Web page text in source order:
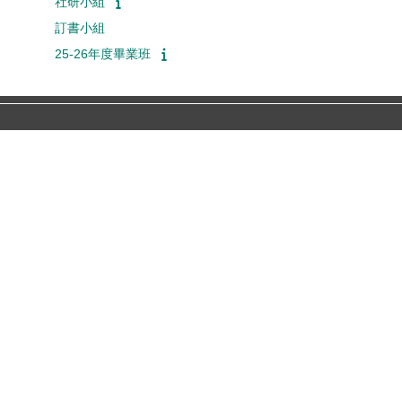
訂書小組
25-26年度畢業班